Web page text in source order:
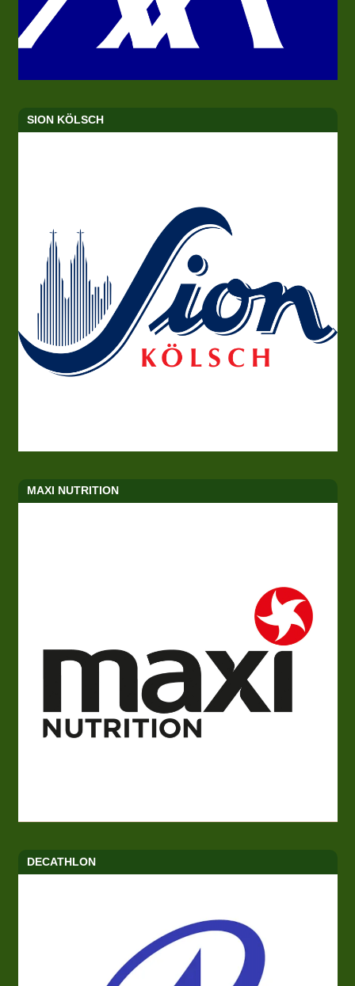
SION KÖLSCH
MAXI NUTRITION
DECATHLON